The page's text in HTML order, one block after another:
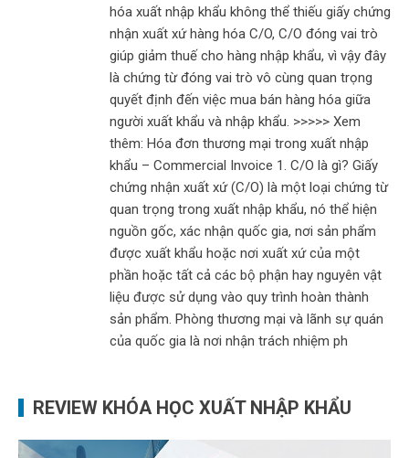
hóa xuất nhập khẩu không thể thiếu giấy chứng
nhận xuất xứ hàng hóa C/O, C/O đóng vai trò
giúp giảm thuế cho hàng nhập khẩu, vì vậy đây
là chứng từ đóng vai trò vô cùng quan trọng
quyết định đến việc mua bán hàng hóa giữa
người xuất khẩu và nhập khẩu. >>>>> Xem
thêm: Hóa đơn thương mại trong xuất nhập
khẩu – Commercial Invoice 1. C/O là gì? Giấy
chứng nhận xuất xứ (C/O) là một loại chứng từ
quan trọng trong xuất nhập khẩu, nó thể hiện
nguồn gốc, xác nhận quốc gia, nơi sản phẩm
được xuất khẩu hoặc nơi xuất xứ của một
phần hoặc tất cả các bộ phận hay nguyên vật
liệu được sử dụng vào quy trình hoàn thành
sản phẩm. Phòng thương mại và lãnh sự quán
của quốc gia là nơi nhận trách nhiệm ph
REVIEW KHÓA HỌC XUẤT NHẬP KHẨU